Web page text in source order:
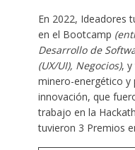
En 2022, Ideadores
en el Bootcamp
Desarrollo de
(UX/UI), Negocios), y
minero-energético y
innovación, que
trabajo en la
tuvieron 3 Premios